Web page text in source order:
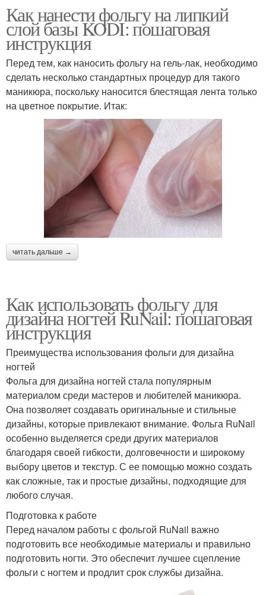
Как нанести фольгу на липкий
слой базы KODI: пошаговая
инструкция
Перед тем, как наносить фольгу на гель-лак, необходимо
сделать несколько стандартных процедур для такого
маникюра, поскольку наносится блестящая лента только
на цветное покрытие. Итак:
читать дальше →
Как использовать фольгу для
дизайна ногтей RuNail: пошаговая
инструкция
Преимущества использования фольги для дизайна
ногтей
Фольга для дизайна ногтей стала популярным
материалом среди мастеров и любителей маникюра.
Она позволяет создавать оригинальные и стильные
дизайны, которые привлекают внимание. Фольга RuNail
особенно выделяется среди других материалов
благодаря своей гибкости, долговечности и широкому
выбору цветов и текстур. С ее помощью можно создать
как сложные, так и простые дизайны, подходящие для
любого случая.
Подготовка к работе
Перед началом работы с фольгой RuNail важно
подготовить все необходимые материалы и правильно
подготовить ногти. Это обеспечит лучшее сцепление
фольги с ногтем и продлит срок службы дизайна.